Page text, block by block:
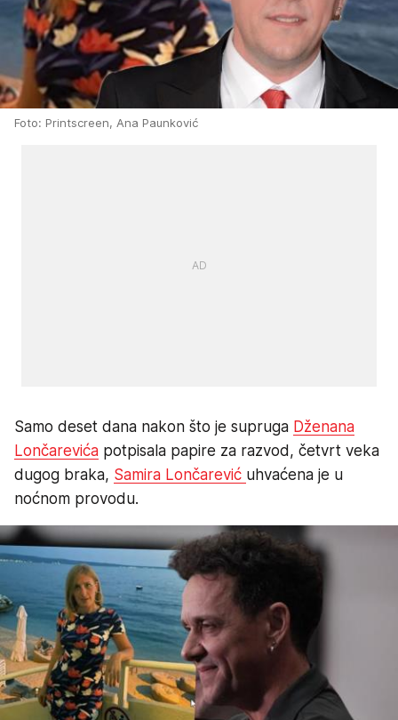
Foto: Printscreen, Ana Paunković
Samo deset dana nakon što je supruga Dženana
Lončarevića potpisala papire za razvod, četvrt veka
dugog braka, Samira Lončarević uhvaćena je u
noćnom provodu.